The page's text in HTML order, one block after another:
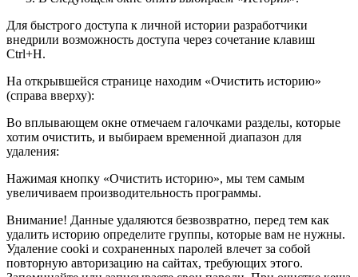
Для быстрого доступа к личной истории разработчики
внедрили возможность доступа через сочетание клавиш
Ctrl+H.
На открывшейся странице находим «Очистить историю»
(справа вверху):
Во вплывающем окне отмечаем галочками разделы, которые
хотим очистить, и выбираем временной диапазон для
удаления:
Нажимая кнопку «Очистить историю», мы тем самым
увеличиваем производительность программы.
Внимание! Данные удаляются безвозвратно, перед тем как
удалить историю определите группы, которые вам не нужны.
Удаление cooki и сохраненных паролей влечет за собой
повторную авторизацию на сайтах, требующих этого.